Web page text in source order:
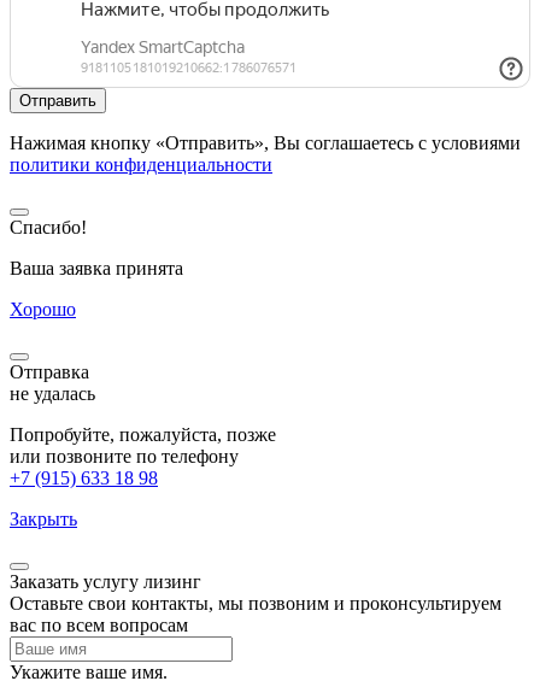
Нажимая кнопку «Отправить», Вы соглашаетесь с условиями
политики конфиденциальности
Спасибо!
Ваша заявка принята
Хорошо
Отправка
не удалась
Попробуйте, пожалуйста, позже
или позвоните по телефону
+7 (915) 633 18 98
Закрыть
Заказать услугу лизинг
Оставьте свои контакты, мы позвоним и проконсультируем
вас по всем вопросам
Укажите ваше имя.